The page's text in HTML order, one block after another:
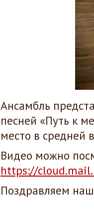
Ансамбль
песней «Путь к
место в средней
Видео можно
https://
Поздравляем